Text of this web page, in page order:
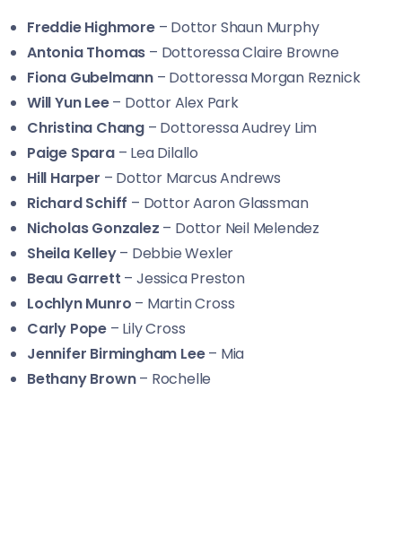
Freddie Highmore– Dottor Shaun Murphy
Antonia Thomas – Dottoressa Claire Browne
Fiona Gubelmann – Dottoressa Morgan Reznick
Will Yun Lee– Dottor Alex Park
Christina Chang – Dottoressa Audrey Lim
Paige Spara– Lea Dilallo
Hill Harper – Dottor Marcus Andrews
Richard Schiff – Dottor Aaron Glassman
Nicholas Gonzalez – Dottor Neil Melendez
Sheila Kelley– Debbie Wexler
Beau Garrett – Jessica Preston
Lochlyn Munro – Martin Cross
Carly Pope – Lily Cross
Jennifer Birmingham Lee– Mia
Bethany Brown– Rochelle